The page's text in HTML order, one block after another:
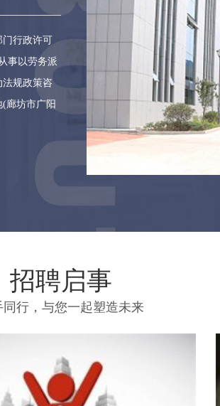
门行政许可
事以劳务派
规政策咨
廊坊市广阳
招聘启事
同行，与您一起塑造未来